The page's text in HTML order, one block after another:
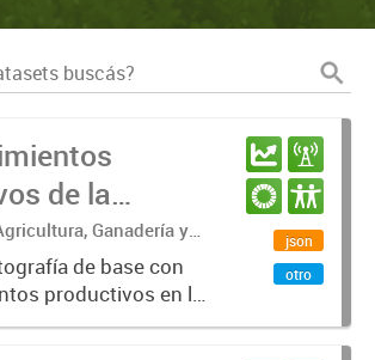
de la
Entre Ríos
Ganadería y
de Desarrollode base con
productivos en la
Ríos.
json
otro